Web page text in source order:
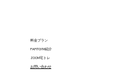
料金プラン
PAFITGYM紹介
ZOOM宅トレ
​お問い合わせ